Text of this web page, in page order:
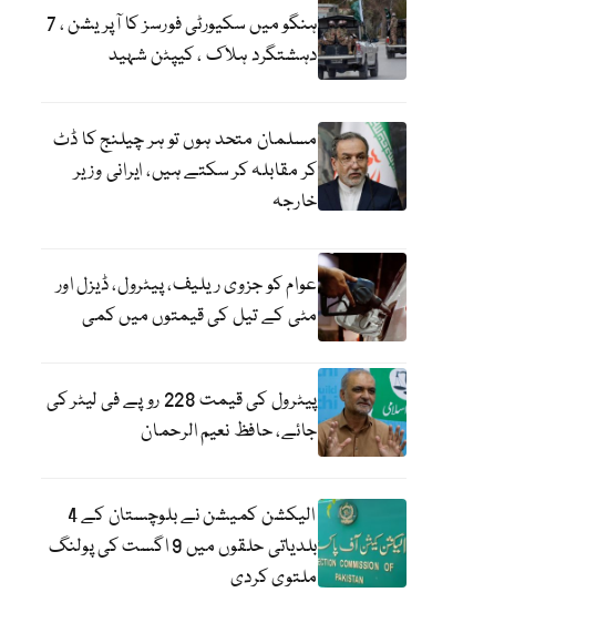
ہنگو میں سکیورٹی فورسز کا آپریشن ، 7
دہشتگرد ہلاک ، کیپٹن شہید
مسلمان متحد ہوں تو ہر چیلنج کا ڈٹ
کر مقابلہ کر سکتے ہیں، ایرانی وزیر
خارجہ
عوام کو جزوی ریلیف، پیٹرول، ڈیزل اور
مٹی کے تیل کی قیمتوں میں کمی
پیٹرول کی قیمت 228 روپے فی لیٹر کی
جائے، حافظ نعیم الرحمان
الیکشن کمیشن نے بلوچستان کے 4
بلدیاتی حلقوں میں 9 اگست کی پولنگ
ملتوی کردی